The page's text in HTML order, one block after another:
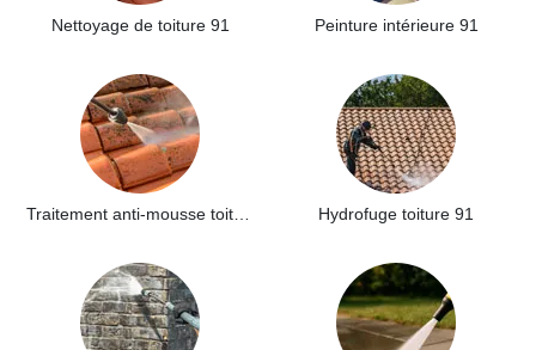
Nettoyage de toiture 91 Peinture intérieure 91
Hydrofuge toiture 91